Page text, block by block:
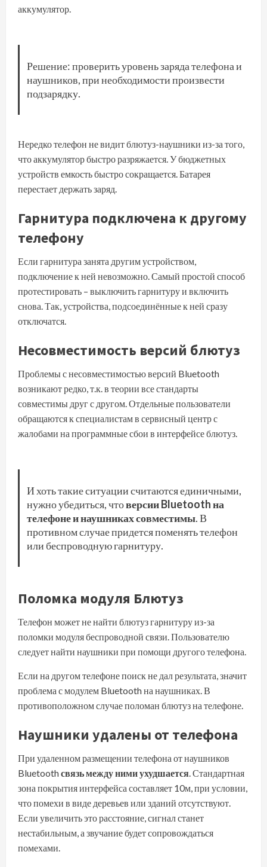
аккумулятор.
Решение: проверить уровень заряда телефона и
наушников, при необходимости произвести
подзарядку.
Нередко телефон не видит блютуз-наушники из-за того,
что аккумулятор быстро разряжается. У бюджетных
устройств емкость быстро сокращается. Батарея
перестает держать заряд.
Гарнитура подключена к другому
телефону
Если гарнитура занята другим устройством,
подключение к ней невозможно. Самый простой способ
протестировать – выключить гарнитуру и включить
снова. Так, устройства, подсоединённые к ней сразу
отключатся.
Несовместимость версий блютуз
Проблемы с несовместимостью версий Bluetooth
возникают редко, т.к. в теории все стандарты
совместимы друг с другом. Отдельные пользователи
обращаются к специалистам в сервисный центр с
жалобами на программные сбои в интерфейсе блютуз.
И хоть такие ситуации считаются единичными,
нужно убедиться, чтоверсии Bluetooth на
телефоне и наушниках совместимы. В
противном случае придется поменять телефон
или беспроводную гарнитуру.
Поломка модуля Блютуз
Телефон может не найти блютуз гарнитуру из-за
поломки модуля беспроводной связи. Пользователю
следует найти наушники при помощи другого телефона.
Если на другом телефоне поиск не дал результата, значит
проблема с модулем Bluetooth на наушниках. В
противоположном случае поломан блютуз на телефоне.
Наушники удалены от телефона
При удаленном размещении телефона от наушников
Bluetoothсвязь между ними ухудшается . Стандартная
зона покрытия интерфейса составляет 10м, при условии,
что помехи в виде деревьев или зданий отсутствуют.
Если увеличить это расстояние, сигнал станет
нестабильным, а звучание будет сопровождаться
помехами.